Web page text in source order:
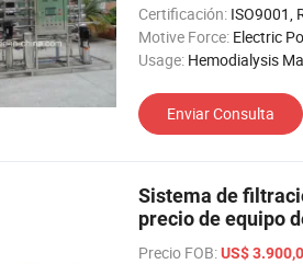
Certificación: ISO9001,
Motive Force: Electric
Usage: Hemodialysis
Enviar Consulta
Sistema de
precio de equipo
aprobación CE
Precio FOB:US$